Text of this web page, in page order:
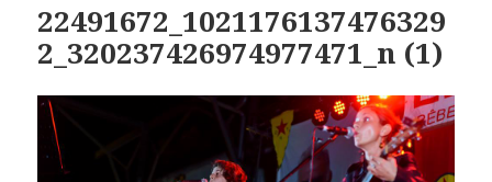
22491672_1021176137476329
2_320237426974977471_n (1)